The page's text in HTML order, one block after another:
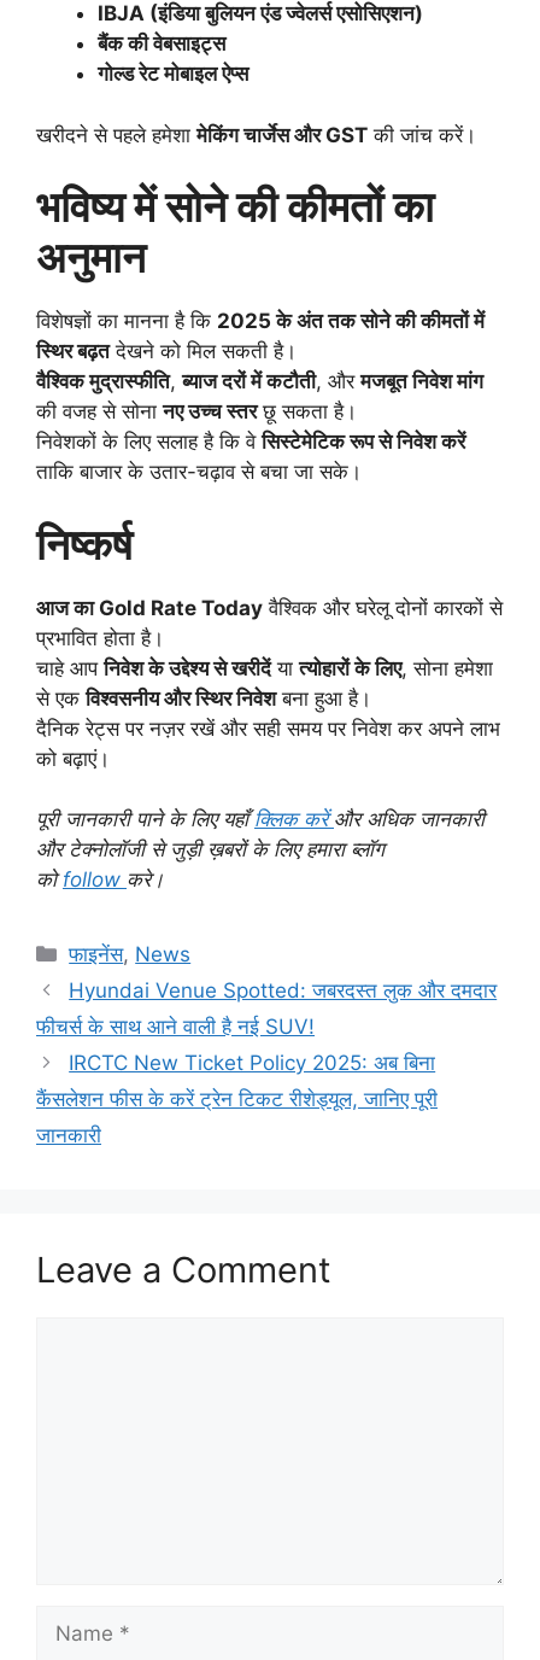
IBJA (इंडिया बुलियन एंड ज्वेलर्स एसोसिएशन)
बैंक की वेबसाइट्स
गोल्ड रेट मोबाइल ऐप्स
खरीदने से पहले हमेशामेकिंग चार्जेस और GST की जांच करें।
भविष्य में सोने की कीमतों का
अनुमान
विशेषज्ञों का मानना है कि 2025 के अंत तक सोने की कीमतों में
स्थिर बढ़तदेखने को मिल सकती है।
वैश्विक मुद्रास्फीति,ब्याज दरों में कटौती, औरमजबूत निवेश मांग
की वजह से सोनानए उच्च स्तरछू सकता है।
निवेशकों के लिए सलाह है कि वेसिस्टेमेटिक रूप से निवेश करें
ताकि बाजार के उतार-चढ़ाव से बचा जा सके।
निष्कर्ष
आज का Gold Rate Today वैश्विक और घरेलू दोनों कारकों से
प्रभावित होता है।
चाहे आपनिवेश के उद्देश्य से खरीदेंयात्योहारों के लिए, सोना हमेशा
से एकविश्वसनीय और स्थिर निवेशबना हुआ है।
दैनिक रेट्स पर नज़र रखें और सही समय पर निवेश कर अपने लाभ
को बढ़ाएं।
पूरी जानकारी पाने के लिए यहाँक्लिक करेंऔर अधिक जानकारी
और टेक्नोलॉजी से जुड़ी ख़बरों के लिए हमारा ब्लॉग
कोfollow करे।
Categories
फाइनेंस, News
Hyundai Venue Spotted: जबरदस्त लुक और दमदार
फीचर्स के साथ आने वाली है नई SUV!
IRCTC New Ticket Policy 2025: अब बिना
कैंसलेशन फीस के करें ट्रेन टिकट रीशेड्यूल, जानिए पूरी
जानकारी
Leave a Comment
Name